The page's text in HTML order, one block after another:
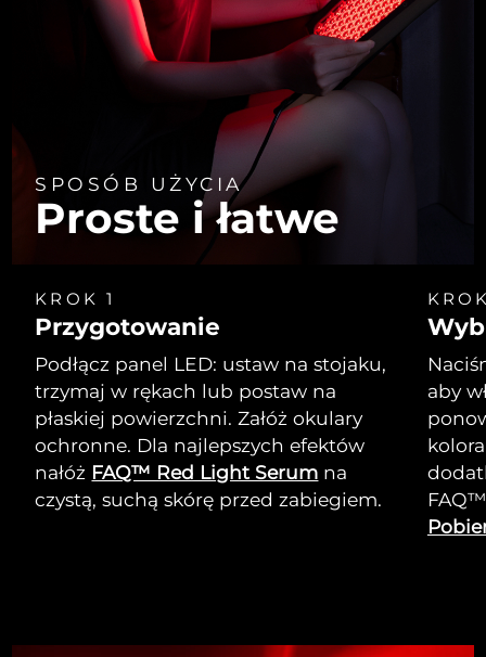
SPOSÓB UŻYCIA
Proste i łatwe
KROK 1
Przygotowanie
Podłącz panel LED: ustaw na stojaku,
trzymaj w rękach lub postaw na
płaskiej powierzchni. Załóż okulary
ochronne. Dla najlepszych efektów
nałóż FAQ™ Red Light Serum na
czystą, suchą skórę przed zabiegiem.
aby